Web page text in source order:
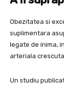
Obezitatea si
suplimentara
legate de inima,
arteriala crescuta.
Un studiu